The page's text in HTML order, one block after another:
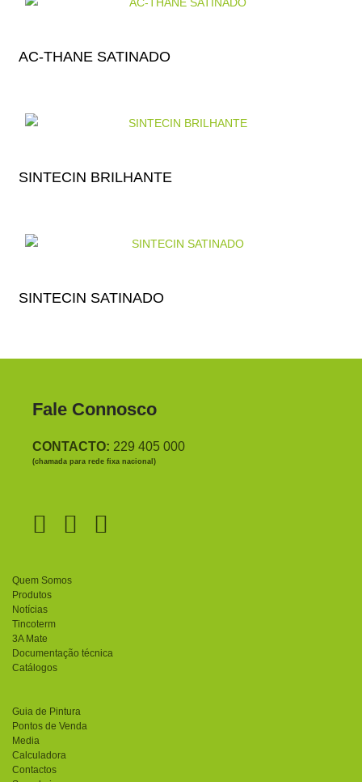
AC-THANE SATINADO
SINTECIN BRILHANTE
SINTECIN SATINADO
Fale Connosco
CONTACTO: 229 405 000
(chamada para rede fixa nacional)
Quem Somos
Produtos
Notícias
Tincoterm
3A Mate
Documentação técnica
Catálogos
Guia de Pintura
Pontos de Venda
Media
Calculadora
Contactos